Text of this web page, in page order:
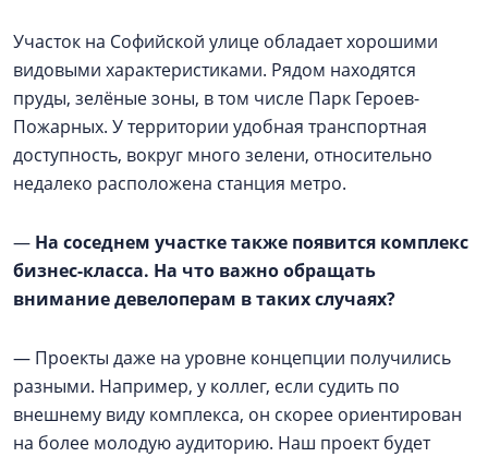
Участок на Софийской улице обладает хорошими
видовыми характеристиками. Рядом находятся
пруды, зелёные зоны, в том числе Парк Героев-
Пожарных. У территории удобная транспортная
доступность, вокруг много зелени, относительно
недалеко расположена станция метро.
— На соседнем участке также появится комплекс
бизнес-класса. На что важно обращать
внимание девелоперам в таких случаях?
— Проекты даже на уровне концепции получились
разными. Например, у коллег, если судить по
внешнему виду комплекса, он скорее ориентирован
на более молодую аудиторию. Наш проект будет